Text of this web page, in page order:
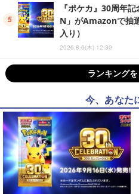
『ポケカ』30周年
N」がAmazonで抽
入り）
2026.8.6(木) 12:30
ランキング
今、あなた